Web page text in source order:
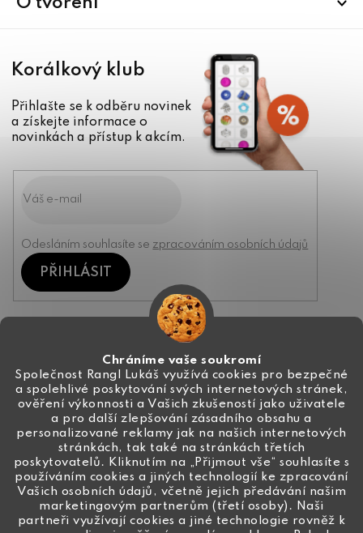
Chráníme vaše soukromí
Společnost Rangl Lukáš využívá cookies pro bezpečné
a spolehlivé poskytování svých internetových stránek,
ověření výkonnosti a Vašich zkušeností jako uživatele
a pro další zlepšování zásadního obsahu a
personalizované reklamy jak na našich internetových
stránkách, tak také na stránkách třetích
poskytovatelů. Kliknutím na „Přijmout vše“ souhlasíte s
používáním cookies a jiných technologií ke zpracování
Vašich osobních údajů, včetně jejich předávání našim
marketingovým partnerům (třetí osoby). Naši
partneři využívají cookies a jiné technologie rovněž k
Korálkový klub
Přihlašte se k odběru novinek
a získejte informace o
novinkách a přístup k akcím.
Odesláním souhlasíte se zpracováním osobních údajů
PŘIHLÁSIT
info@ceske-koralky.cz
+420 774 444 191